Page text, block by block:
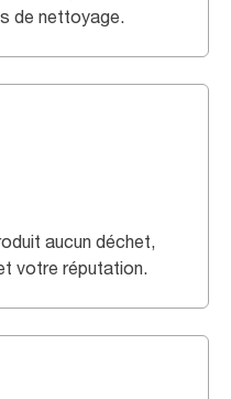
de nettoyage.
aucun déchet,
votre réputation.